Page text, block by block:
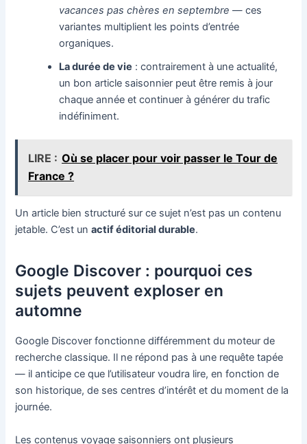
vacances pas chères en septembre — ces
variantes multiplient les points d’entrée
organiques.
La durée de vie : contrairement à une actualité,
un bon article saisonnier peut être remis à jour
chaque année et continuer à générer du trafic
indéfiniment.
LIRE : Où se placer pour voir passer le Tour de
France ?
Un article bien structuré sur ce sujet n’est pas un contenu
jetable. C’est unactif éditorial durable.
Google Discover : pourquoi ces
sujets peuvent exploser en
automne
Google Discover fonctionne différemment du moteur de
recherche classique. Il ne répond pas à une requête tapée
— il anticipe ce que l’utilisateur voudra lire, en fonction de
son historique, de ses centres d’intérêt et du moment de la
journée.
Les contenus voyage saisonniers ont plusieurs